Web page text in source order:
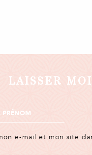
LAISSER
e-mail et mon site